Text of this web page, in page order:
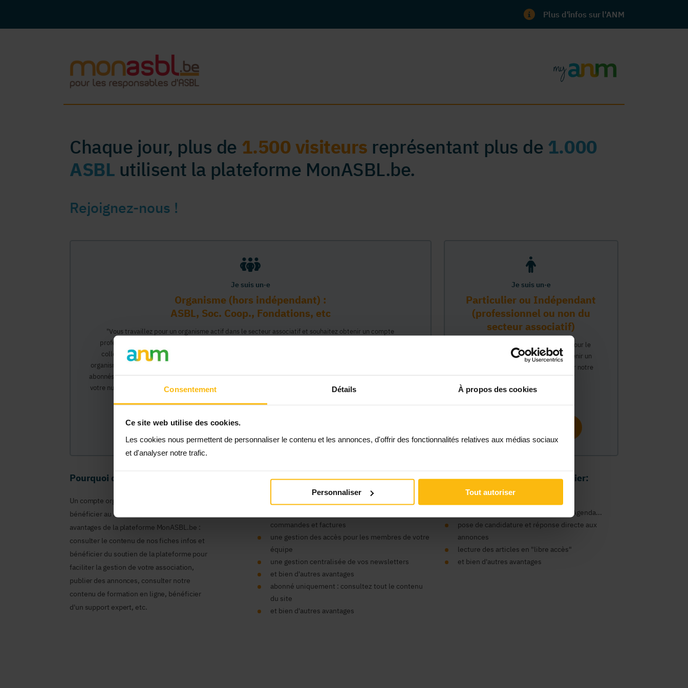
Consentement Détails À propos des cookies
Ce site web utilise des cookies.
Les cookies nous permettent de personnaliser le contenu et les annonces, d'offrir des fonctionnalités relatives aux médias sociaux
et d'analyser notre trafic.
Personnaliser Tout autoriser
Plus d'infos sur l'ANM
Chaque jour, plus de 1.500 visiteurs représentant plus de 1.000
ASBL utilisent la plateforme MonASBL.be.
Rejoignez-nous !
Je suis un·e
Organisme (hors indépendant) :
ASBL, Soc. Coop., Fondations, etc
"Vous travaillez pour un organisme actif dans le secteur associatif et souhaitez obtenir un compte
professionnel vous permettant d'interagir sur la plateforme MonASBL au nom de votre organisme. Vos
collègues pourront créer leur propre compte lié à ce compte professionnel et ainsi représenter votre
organisme et interagir au nom de celui-ci, accéder à tout le contenu de la plateforme MonASBL (réservé aux
abonnés).</0>Cette inscription comprendra deux étapes : 1/ identifiaction de l'organisme (munissez-vous de
votre numéro Banque Carrefour de l'Entreprise)2/ création de votre compte individuel professionnel lié à cet
Continuer
Je suis un·e
Particulier ou Indépendant
(professionnel ou non du
secteur associatif)
Vous travaillez ou avez un intérêt pour le
secteur associatif et souhaitez obtenir un
compte personnel pour interagir sur notre
Pourquoi devenir membre en tant qu’organisme ?
Un compte organisme est nécessaire pour
bénéficier au nom de votre ASBL des
avantages de la plateforme MonASBL.be :
consulter le contenu de nos fiches infos et
bénéficier du soutien de la plateforme pour
faciliter la gestion de votre association,
publier des annonces, consulter notre
contenu de formation en ligne, bénéficier
d'un support expert, etc.
commandes et factures
une gestion des accès pour les membres de votre
équipe
une gestion centralisée de vos newsletters
et bien d'autres avantages
abonné uniquement : consultez tout le contenu
du site
et bien d'autres avantages
Vos avantages comme particulier:
consultation des annonces Emploi, Agenda...
pose de candidature et réponse directe aux
annonces
lecture des articles en "libre accès"
et bien d'autres avantages